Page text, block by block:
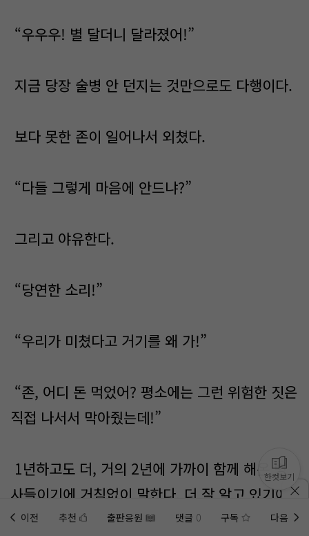
“우우우! 별 달더니 달라졌어!”
지금 당장 술병 안 던지는 것만으로도 다행이다.
보다 못한 존이 일어나서 외쳤다.
“다들 그렇게 마음에 안드냐?”
그리고 야유한다.
“당연한 소리!”
“우리가 미쳤다고 거기를 왜 가!”
“존, 어디 돈 먹었어? 평소에는 그런 위험한 짓은
직접 나서서 막아줬는데!”
1년하고도 더, 거의 2년에 가까이 함께 해온 병
사들이기에 거침없이 말한다. 더 잘 알고 있기에
더 망설임 없이 말한다.
이전 추천 출판응원 댓글 0 구독 다음
한컷보기
홈에미노벨 웹추가하기 미노벨 앱설치하기